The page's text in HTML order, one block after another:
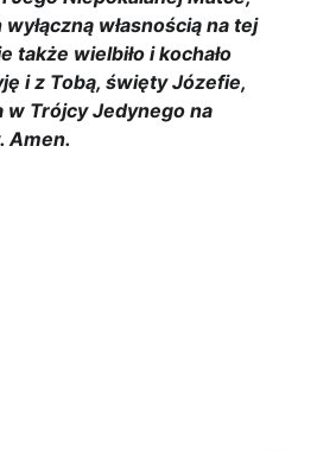
własnością na tej
także wielbiło i kochało
i z Tobą, święty Józefie,
w Trójcy Jedynego na
Amen.